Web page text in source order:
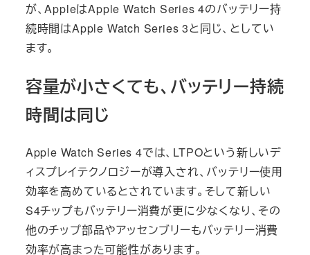
が、AppleはApple Watch Series 4のバッテリー持
続時間はApple Watch Series 3と同じ、としてい
ます。
容量が小さくても、バッテリー持続
時間は同じ
Apple Watch Series 4では、LTPOという新しいデ
ィスプレイテクノロジーが導入され、バッテリー使用
効率を高めているとされています。そして新しい
S4チップもバッテリー消費が更に少なくなり、その
他のチップ部品やアッセンブリーもバッテリー消費
効率が高まった可能性があります。